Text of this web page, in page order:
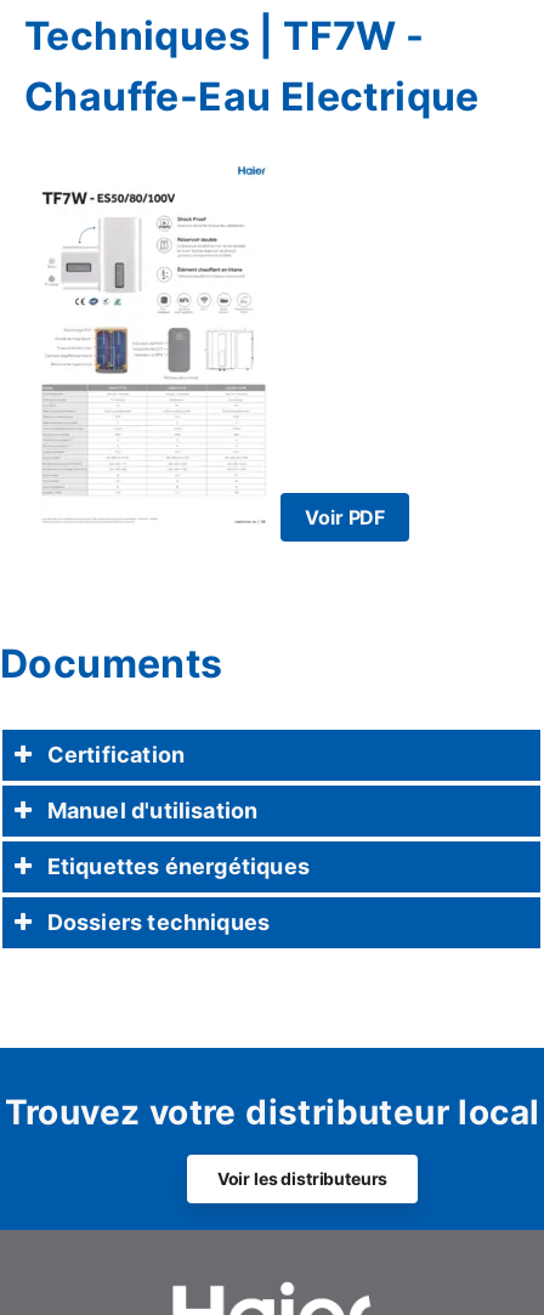
Techniques | TF7W -
Chauffe-Eau Electrique
Voir PDF
Documents
Certification
Manuel d'utilisation
Etiquettes énergétiques
Dossiers techniques
Trouvez votre distributeur local
Voir les distributeurs